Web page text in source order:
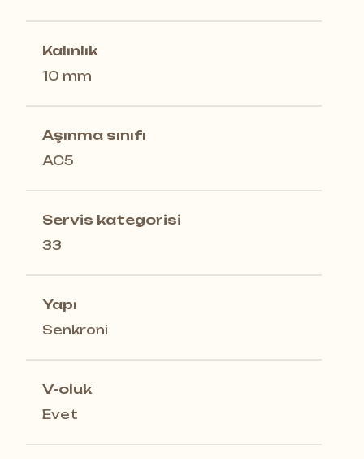
Kalınlık
10 mm
Aşınma sınıfı
AC5
Servis kategorisi
33
Yapı
Senkroni
V-oluk
Evet